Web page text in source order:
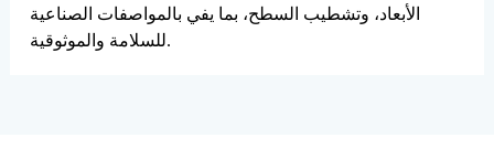
الأبعاد، وتشطيب السطح، بما يفي بالمواصفات الصناعية
للسلامة والموثوقية.